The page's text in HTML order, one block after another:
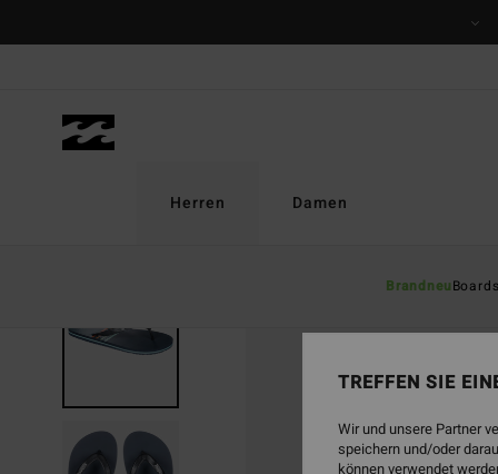
Herren
Brandneu
Damen
TREFFEN SIE
Wir und unsere Partner
speichern und/oder
können verwendet